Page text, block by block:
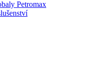
Petromax